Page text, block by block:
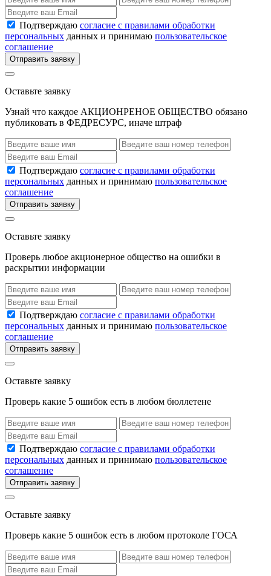
Подтверждаю согласие с правилами обработки
персональных данных и принимаю пользовательское
соглашение
Отправить заявку
Оставьте заявку
Узнай что каждое АКЦИОНРЕНОЕ ОБЩЕСТВО обязано
публиковать в ФЕДРЕСУРС, иначе штраф
Подтверждаю согласие с правилами обработки
персональных данных и принимаю пользовательское
соглашение
Отправить заявку
Оставьте заявку
Проверь любое акционерное общество на ошибки в
раскрытии информации
Подтверждаю согласие с правилами обработки
персональных данных и принимаю пользовательское
соглашение
Отправить заявку
Оставьте заявку
Проверь какие 5 ошибок есть в любом бюллетене
Подтверждаю согласие с правилами обработки
персональных данных и принимаю пользовательское
соглашение
Отправить заявку
Оставьте заявку
Проверь какие 5 ошибок есть в любом протоколе ГОСА